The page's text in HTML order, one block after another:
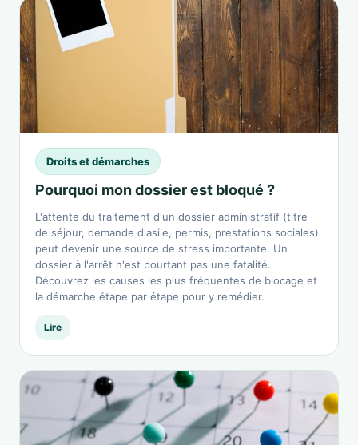
Droits et démarches
Pourquoi mon dossier est bloqué ?
L'attente du traitement d'un dossier administratif (titre
de séjour, demande d'asile, permis, prestations sociales)
peut devenir une source de stress importante. Un
dossier à l'arrêt n'est pourtant pas une fatalité.
Découvrez les causes les plus fréquentes de blocage et
la démarche étape par étape pour y remédier.
Lire